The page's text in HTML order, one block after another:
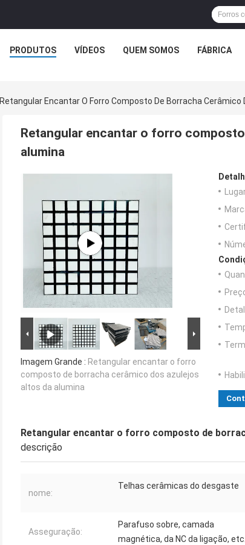
PRODUTOS VÍDEOS QUEM SOMOS FÁBRICA
Retangular Encantar O Forro Composto De Borracha
Retangular encantar o forro
alumina
Imagem Grande : Retangular encantar o forro
composto de borracha cerâmico dos azulejos
altos da alumina
Retangular encantar o forro composto de
descrição
nome:
Telhas cerâmicas do desgaste
Asseguração:
Parafuso sobre, camada
magnética, da NC da ligação, etc.